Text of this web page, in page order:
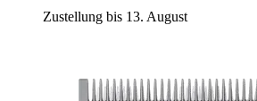
Zustellung bis 13. August